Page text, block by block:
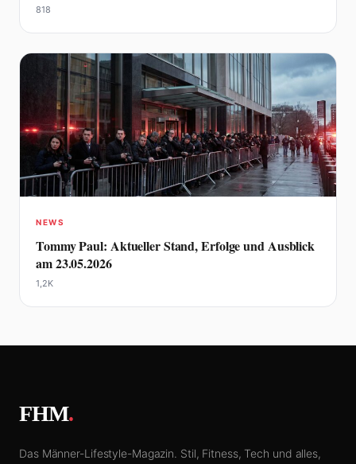
818
NEWS
Tommy Paul: Aktueller Stand, Erfolge und Ausblick
am 23.05.2026
1,2K
FHM.
Das Männer-Lifestyle-Magazin. Stil, Fitness, Tech und alles,